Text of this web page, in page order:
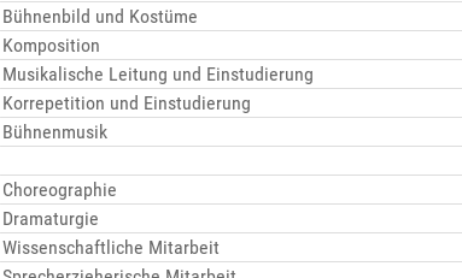
Bühnenbild und Kostüme
Komposition
Musikalische Leitung und Einstudierung
Korrepetition und Einstudierung
Bühnenmusik
Choreographie
Dramaturgie
Wissenschaftliche Mitarbeit